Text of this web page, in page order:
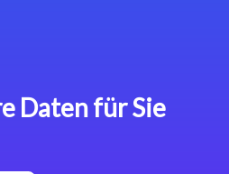
Daten für Sie